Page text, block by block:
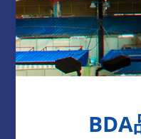
BDA